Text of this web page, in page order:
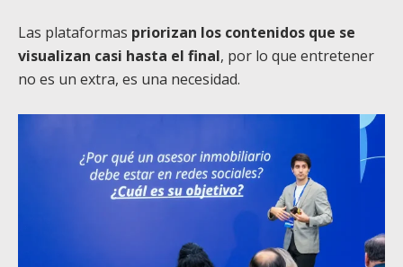
Las plataformas priorizan los contenidos que se
visualizan casi hasta el final, por lo que entretener
no es un extra, es una necesidad.